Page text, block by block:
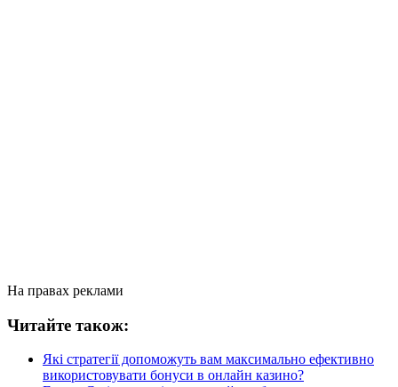
На правах реклами
Читайте також:
Які стратегії допоможуть вам максимально ефективно
використовувати бонуси в онлайн казино?